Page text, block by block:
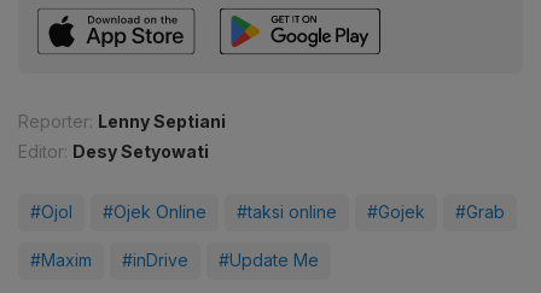
Reporter: Lenny Septiani
Editor: Desy Setyowati
#Ojol #Ojek Online #taksi online #Gojek #Grab
#Maxim #inDrive #Update Me